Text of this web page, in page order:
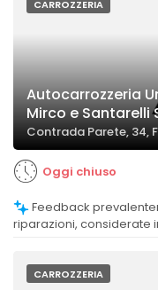
CARROZZERIA
Autocarrozzeria
Mirco e Santarelli
Contrada Parete, 34,
Oggi chiuso
riparazioni, considerate
CARROZZERIA